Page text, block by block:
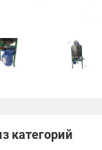
категорий